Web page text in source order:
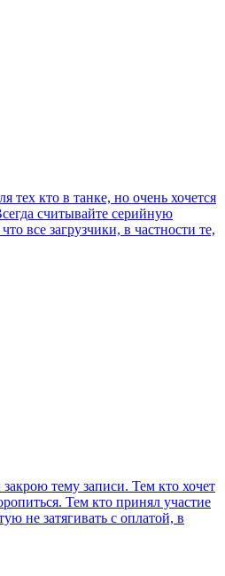
тех кто в танке, но очень хочется
считывайте серийную
все загрузчики, в частности те,
тему записи. Тем кто хочет
Тем кто принял участие
не затягивать с оплатой, в